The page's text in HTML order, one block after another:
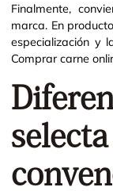
Finalmente,
marca. En
especialización y
Comprar carne